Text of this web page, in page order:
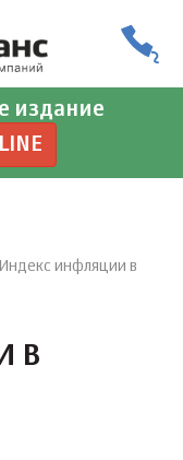
издание
Индекс инфляции в
В